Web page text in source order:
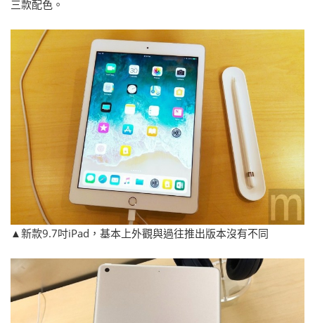
三款配色。
▲新款9.7吋iPad，基本上外觀與過往推出版本沒有不同